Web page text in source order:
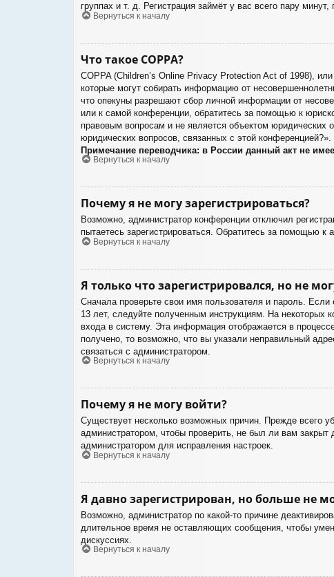
группах и т. д. Регистрация займёт у вас всего пару
Вернуться к началу
Что такое COPPA?
COPPA (Children’s Online Privacy Protection Act of 1998),
которые могут собирать информацию от
что опекуны разрешают сбор личной информации от
или к самой конференции, обратитесь за помощью к
правовым вопросам и не является объектом юридических
юридических вопросов, связанных с этой конференцией?».
Примечание переводчика: в России данный акт не
Вернуться к началу
Почему я не могу зарегистрироваться?
Возможно, администратор конференции отключил
пытаетесь зарегистрироваться. Обратитесь за помощью к
Вернуться к началу
Я только что зарегистрировался, но не
Сначала проверьте свои имя пользователя и пароль.
13 лет, следуйте полученным инструкциям. На некоторых
входа в систему. Эта информация отображается в
получено, то возможно, что вы указали неправильный
связаться с администратором.
Вернуться к началу
Почему я не могу войти?
Существует несколько возможных причин. Прежде всего
администратором, чтобы проверить, не был ли вам
администратором для исправления настроек.
Вернуться к началу
Я давно зарегистрирован, но больше не
Возможно, администратор по какой-то причине
длительное время не оставляющих сообщения, чтобы
дискуссиях.
Вернуться к началу